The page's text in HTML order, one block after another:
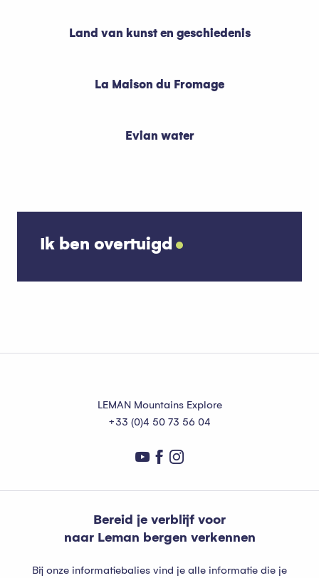
Land van kunst en geschiedenis
La Maison du Fromage
Evian water
Ik ben overtuigd
LEMAN Mountains Explore
+33 (0)4 50 73 56 04
Bereid je verblijf voor
naar Leman bergen verkennen
Bij onze informatiebalies vind je alle informatie die je